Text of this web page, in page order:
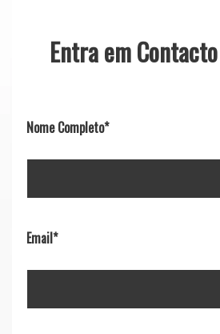
Entra em
Nome Completo*
Email*